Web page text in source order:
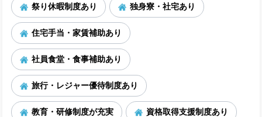
祭り休暇制度あり 独身寮・社宅あり
住宅手当・家賃補助あり
社員食堂・食事補助あり
旅行・レジャー優待制度あり
教育・研修制度が充実 資格取得支援制度あり